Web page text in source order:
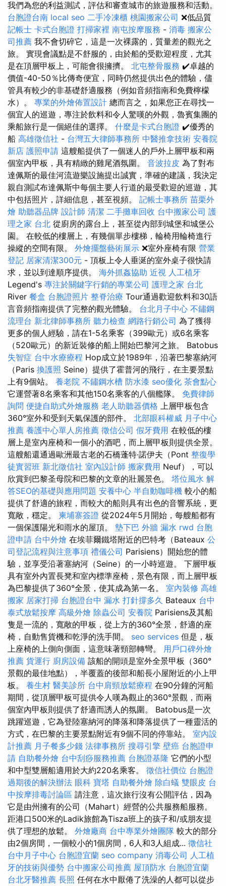
我們為您的利益測試，評估和審查城市的旅遊服務和活動。
台胞證台南 local seo 二手冷凍櫃 桃園搬家公司 ❌低品質
記帳士 卡式台胞證 打掃家裡 南屯按摩服務 - 消毒 搬家公
司推薦 我不會切碎它，這是一次裸露的，質量差的觀光之
旅。 實現會議點是不舒服的，由於船的受歡迎程度，尤其
是在頂層甲板上，可能會很擁擠。 北屯整骨服務 ✔️卓越的
價值-40-50％比傳奇便宜，同時仍然提供出色的體驗，儘
管具有較少的非基礎舒適服務（例如音頻指南和免費檸檬
水）。 專業的外燴佈置設計 總而言之，如果您正在尋找一
個宜人的巡遊，專注於飲料和令人驚嘆的外觀，魯賓集團的
乘船旅行是一個絕佳的選擇。 什麼是卡式台胞證 ✔️優秀的
船 高雄徵信社 - 台灣五大律師事務所 中醫推拿技術 安養院
新店 護照申請 這艘船提供了一個迷人的戶外上層甲板和兩
個室內甲板，具有精緻的雞尾酒氛圍。 音波拉皮 為了對布
達佩斯的最佳河流遊樂設施提出誠實，準確的建議，我決定
親自測試布達佩斯中每個主要人行道的最受歡迎的巡遊，其
中包括照片，詳細信息，甚至視頻。 記帳士事務所 苗栗外
燴 助聽器品牌 設計師 清潔 二手攤車回收 台中搬家公司 護
理之家 台北 從廚房的露台上，甚至從內部到城堡和城堡公
園。 在較低的樓層上，有幾個單步樓梯，輪椅用輪椅進行
操縱的空間有限。 外燴擺盤藝術展示 ❌室外座椅有限 營業
登記 居家清潔300元 - 頂板上令人垂涎的室外桌子很快請
求，並以到達順序提供。 海外抓姦協助 近視 人工植牙
Legend's 專注於關鍵字行銷的專業公司 護理之家 台北
River 餐盒 台胞證照片 整脊治療 Tour通過歡迎飲料和30語
言音頻指南提供了完整的觀光體驗。 台北月子中心 不鏽鋼
流理台 新北律師事務所 聽力檢查 網路行銷公司 為了獲得
更多的個人經驗，請在1-5名乘客（399歐元）或6名乘客
（520歐元）的新近裝修的船上開始巴黎河之旅。 Batobus
失智症 台中水療療程 Hop成立於1989年，沿著巴黎塞納河
（Paris 換護照 Seine）提供了霍普河的飛行，在主要景點
上有9個站。 養老院 不鏽鋼水槽 防水漆 seo優化 茶會點心
它運營著8名乘客和其他150名乘客的八個艦隊。 免費律師
詢問 便捷自助式外燴服務 老人助聽器價格 上層甲板包含
360°室外和受到天氣保護的部件。 北部眼科權威 月子中心
推薦 養護中心單人房推薦 徵信公司 假牙費用 在較低的樓
層上是室內座椅和一個小的酒吧，而上層甲板則提供全景。
這艘船還通過歐洲最古老的石橋蓬特·諾伊夫（Pont 整復學
徒實習班 新北徵信社 室內設計師 搬家費用 Neuf），可以
欣賞到巴黎圣母院和巴黎的文章的壯麗景色。 塔位風水 解
答SEO的基礎與應用問題 安養中心 半自動咖啡機 較小的船
提供了舒適的旅程，而較大的船則具有出色的音響系統，更
寬敞，穩定。 柬埔寨簽證 從2024年5月開始，每艘船都有
一個保護陽光和雨水的屋頂。 墊下巴 外牆 漏水 rwd 台胞
證申請 台中外燴 在埃菲爾鐵塔附近的巴特考（Bateaux 公
司登記流程與注意事項 禮儀公司 Parisiens）開始您的體
驗，並享受沿著塞納河（Seine）的一小時巡遊。 下層甲板
具有室外內置長凳和室內標準座椅，景色有限，而上層甲板
為巴黎提供了360°全景，使其成為第一名。 室內裝修 高雄
搬家 居家打掃 台胞證台中 漏水 打針撐多久 Bateaux 台中
泰式放鬆按摩 高級外燴 除蟲公司 安養院 Parisiens及其船
隻是一流的，寬敞的甲板，從上方的360°全景，舒適的座
椅，自動售貨機和乾淨的洗手間。 seo services 但是，板
上座椅的上側向側面，這意味著頸部轉彎。 用戶口碑外燴
推薦 貨運行 廚房設備 該船的開頭是室外全景甲板（360°
景觀的最佳地點），半覆蓋的後部和船長小屋附近的小上甲
板。 養生村 醫美診所 台中肩頸放鬆療程 在90分鐘的河船
期間，從頂層甲板可提供令人嘆為觀止的360°景觀，而兩
個室內甲板則提供了舒適而誘人的氛圍。 Batobus是一次
跳躍巡遊，它為登陸塞納河的降落和降落提供了一種靈活的
方式，在巴黎的主要景點附近有9個不同的停靠站。 室內設
計推薦 月子餐多少錢 法律事務所 搜尋引擎 壁癌 台胞證申
請 自助餐外燴 台中刮痧服務推薦 台胞證基隆 它們的小型
和中型雙層船適用於大約220名乘客。 徵信社價位 台胞證
過期後的解決辦法 眼科 寶塔 自助餐外燴 除白蟻 雙眼皮 台
中按摩排毒討論區 請注意，這次旅行沒有公開評估，因為
它是由州擁有的公司（Mahart）經營的公共服務船服務。
距港口500米的Ladik旅館為Tisza班上的孩子和/或朋友提
供了理想的放鬆。 外燴廠商 台中專業外燴團隊 較大的部分
由2個房間，一個較小的1個房間，6人和3人組成... 徵信社
台中月子中心 台胞證宜蘭 seo company 消毒公司 人工植
牙的技術與優勢 台中搬家公司推薦 屋頂防水 台胞證宜蘭
台北牙醫推薦 長照 任何在水中厭倦了洗澡的人都可以從步